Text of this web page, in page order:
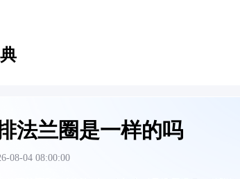
法兰圈是一样的吗
08-04 08:00:00